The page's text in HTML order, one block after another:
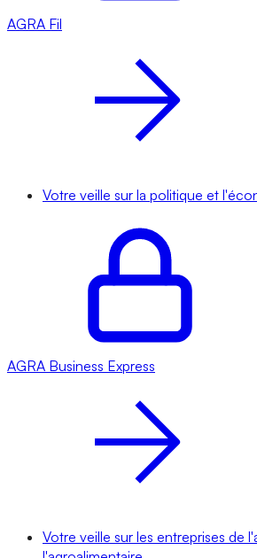
AGRA Fil
Votre veille sur la politique et
AGRA Business Express
Votre veille sur les entreprises de